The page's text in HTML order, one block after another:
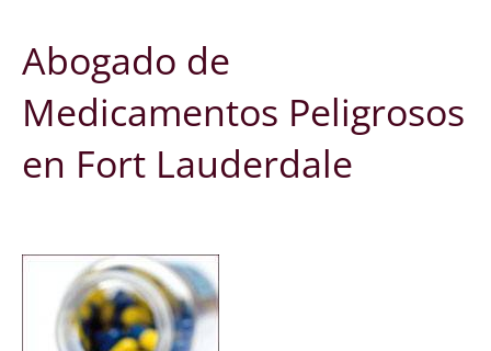
Abogado de
Medicamentos Peligrosos
en Fort Lauderdale